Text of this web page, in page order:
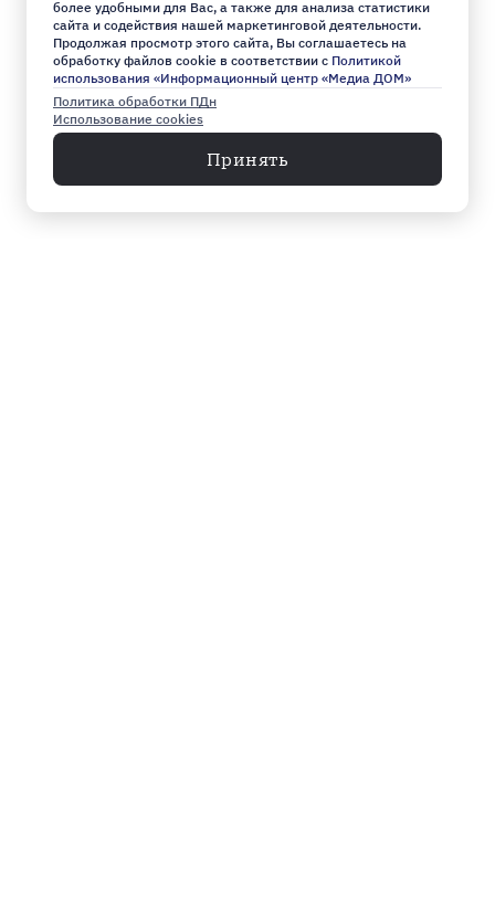
более удобными для Вас, а также для анализа статистики
сайта и содействия нашей маркетинговой деятельности.
Продолжая просмотр этого сайта, Вы соглашаетесь на
обработку файлов cookie в соответствии с Политикой
использования «Информационный центр «Медиа ДОМ»
Политика обработки ПДн
Использование cookies
Принять